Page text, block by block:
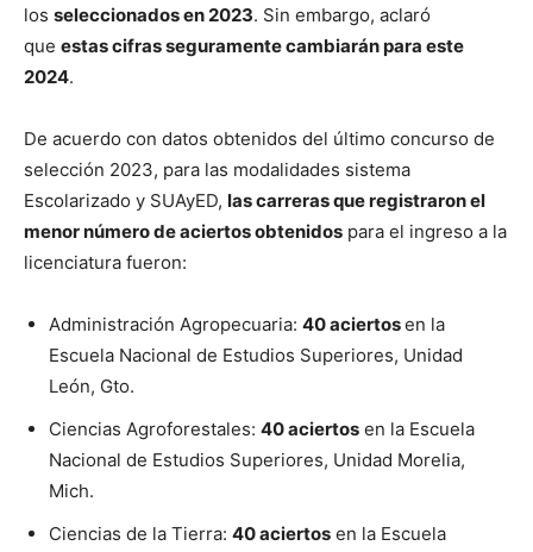
los seleccionados en 2023. Sin embargo, aclaró
que estas cifras seguramente cambiarán para este
2024.
De acuerdo con datos obtenidos del último concurso de
selección 2023, para las modalidades sistema
Escolarizado y SUAyED, las carreras que registraron el
menor número de aciertos obtenidos para el ingreso a la
licenciatura fueron:
Administración Agropecuaria: 40 aciertosen la
Escuela Nacional de Estudios Superiores, Unidad
León, Gto.
Ciencias Agroforestales: 40 aciertos en la Escuela
Nacional de Estudios Superiores, Unidad Morelia,
Mich.
Ciencias de la Tierra: 40 aciertos en la Escuela